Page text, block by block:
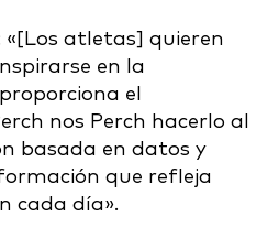
atletas] quieren
en la
el
nos Perch hacerlo al
basada en datos y
que refleja
cada día».